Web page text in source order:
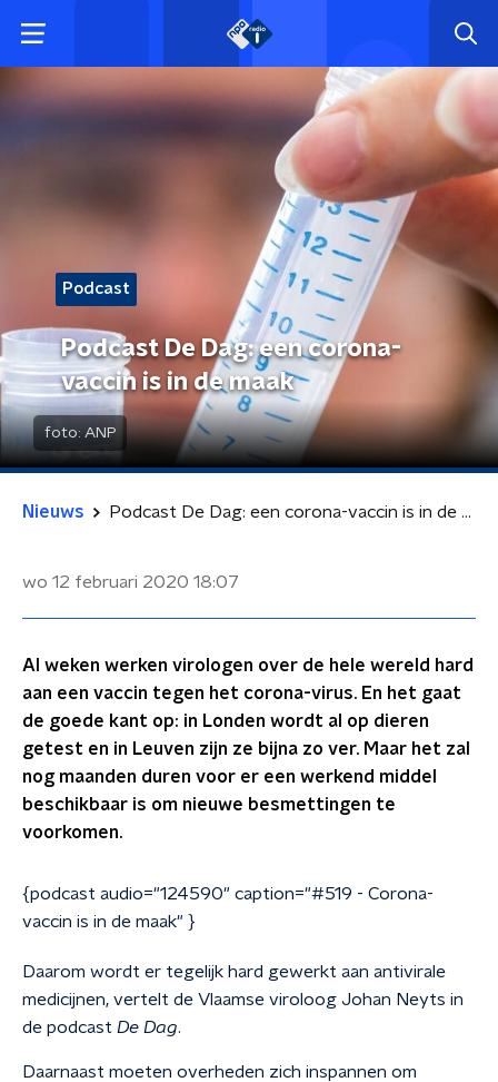
Podcast
Podcast De Dag: een corona-
vaccin is in de maak
foto: ANP
Nieuws Podcast De Dag: een corona-vaccin is in de maak
wo 12 februari 2020 18:07
Al weken werken virologen over de hele wereld hard
aan een vaccin tegen het corona-virus. En het gaat
de goede kant op: in Londen wordt al op dieren
getest en in Leuven zijn ze bijna zo ver. Maar het zal
nog maanden duren voor er een werkend middel
beschikbaar is om nieuwe besmettingen te
voorkomen.
{podcast audio="124590" caption="#519 - Corona-
vaccin is in de maak" }
Daarom wordt er tegelijk hard gewerkt aan antivirale
medicijnen, vertelt de Vlaamse viroloog Johan Neyts in
de podcast De Dag.
Daarnaast moeten overheden zich inspannen om